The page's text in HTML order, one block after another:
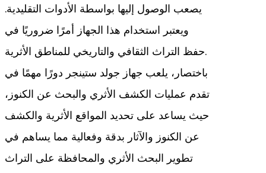
يصعب الوصول إليها بواسطة الأدوات التقليدية.
ويعتبر استخدام هذا الجهاز أمرًا ضروريًا في
حفظ التراث الثقافي والتاريخي للمناطق الأثرية.
باختصار، يلعب جهاز جولد ستينجر دورًا مهمًا في
تقدم عمليات الكشف الأثري والبحث عن الكنوز،
حيث يساعد على تحديد المواقع الأثرية والكشف
عن الكنوز والآثار بدقة وفعالية مما يساهم في
تطوير البحث الأثري والمحافظة على التراث